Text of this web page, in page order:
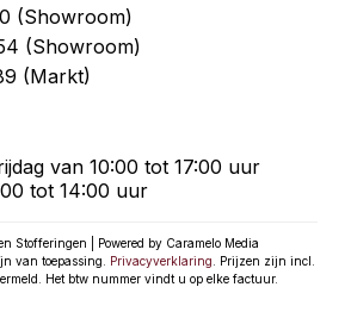
(Showroom)
(Showroom)
(Markt)
van 10:00 tot 17:00 uur
tot 14:00 uur
Stofferingen | Powered by Caramelo Media
van toepassing. Privacyverklaring . Prijzen zijn incl.
Het btw nummer vindt u op elke factuur.